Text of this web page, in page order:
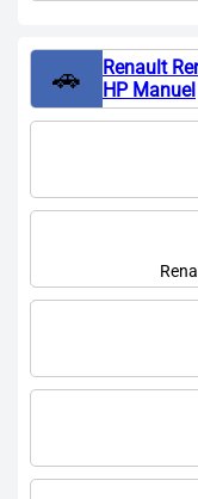
🚗
Renault
HP Manuel